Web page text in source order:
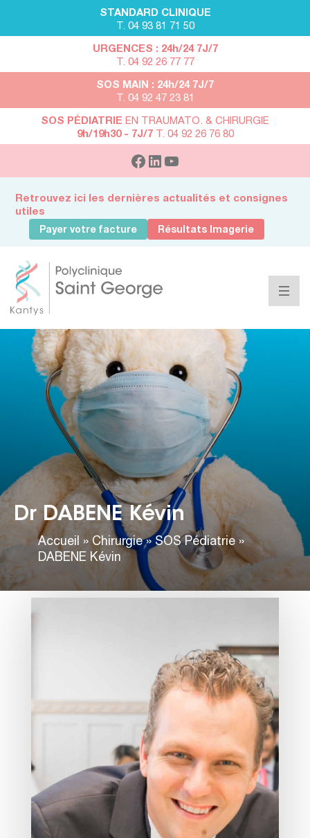
STANDARD CLINIQUE
T. 04 93 81 71 50
URGENCES : 24h/24 7J/7
T. 04 92 26 77 77
SOS MAIN : 24h/24 7J/7
T. 04 92 47 23 81
SOS PÉDIATRIE EN TRAUMATO. & CHIRURGIE
9h/19h30 - 7J/7T. 04 92 26 76 80
Retrouvez ici les dernières actualités et consignes
utiles
Payer votre facture Résultats Imagerie
Dr DABENE Kévin
Accueil »Chirurgie» SOS Pédiatrie »
DABENE Kévin